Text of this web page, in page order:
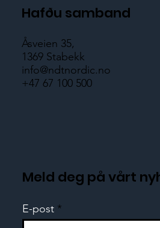
Hafðu samband
Åsveien 35,
1369 Stabekk
info@ndtnordic.no
+47 67 100 500
Meld deg på vårt
E-post